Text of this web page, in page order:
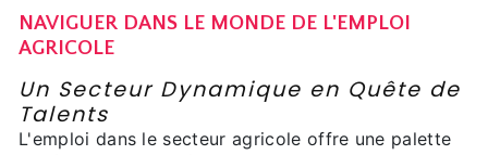
NAVIGUER DANS LE MONDE DE L'EMPLOI
AGRICOLE
Un Secteur Dynamique en Quête de
Talents
L'emploi dans le secteur agricole offre une palette